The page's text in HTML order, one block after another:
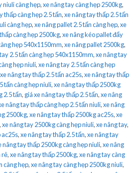
niuli càng hẹp,xe nâng tay càng hẹp 2500kg,
thấp càng hẹp 2.5 tấn,xe nâng tay thấp 2.5 tấn
càng hẹp,xe nâng pallet 2.5 tấn càng hẹp,xe
càng hẹp 2500kg,xe nâng kéo pallet đẩy
hẹp 540x1150mm,xe nâng pallet 2500kg,
2.5 tấn càng hẹp 540x1150mm,xe nâng tay
hẹp niuli,xe nâng tay 2.5 tấn càng hẹp
xe nâng tay thấp 2.5 tấn ac25s,xe nâng tay thấp
tấn càng hẹp niuli,xe nâng tay thấp 2500kg
2.5 tấn, giá xe nâng tay thấp 2.5 tấn,xe nâng
nâng tay thấp càng hẹp 2.5 tấn niuli,xe nâng
2500kg,xe nâng tay thấp 2500kg ac25s,xe
,xe nâng tay 2500kg càng hẹp niuli,xe nâng tay,
ac25s,xe nâng tay thấp 2.5 tấn,xe nâng tay
nâng tay thấp 2500kg càng hẹp niuli,xe nâng
rẻ,xe nâng tay thấp 2500kg,xe nâng tay càng
càng hẹp,xe nâng tay càng hẹp 2500kg niuli,